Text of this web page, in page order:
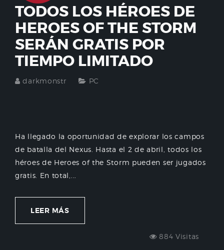
TODOS LOS HÉROES DE
HEROES OF THE STORM
SERÁN GRATIS POR
TIEMPO LIMITADO
darkmonstr PC
Ha llegado la oportunidad de explorar los campos
de batalla del Nexus. Hasta el 2 de abril, todos los
héroes de Heroes of the Storm pueden ser jugados
gratis. En total,...
LEER MÁS
884 Visitas